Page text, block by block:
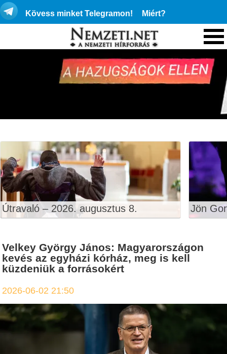
Kövess minket Telegramon! Miért?
Útravaló – 2026. augusztus 8. Jön
Velkey György János: Magyarországon
kevés az egyházi kórház, meg is kell
küzdeniük a forrásokért
2026-06-02 21:50